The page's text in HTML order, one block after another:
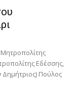
Μητροπολίτης
Εδέσσης,
Δημήτριος) Πούλος